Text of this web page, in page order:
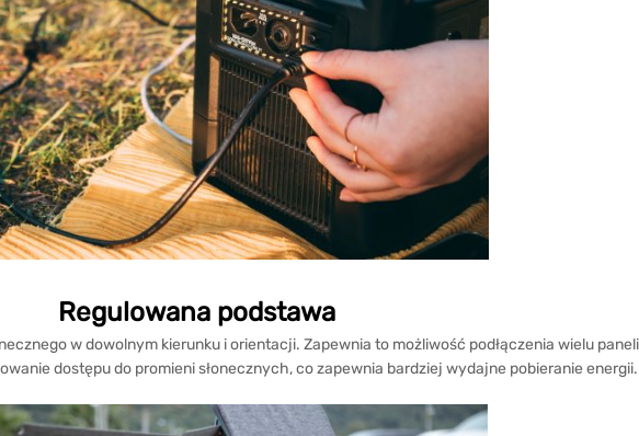
Regulowana podstawa
w dowolnym kierunku i orientacji. Zapewnia to możliwość podłączenia wielu
dostępu do promieni słonecznych, co zapewnia bardziej wydajne pobieranie energii.